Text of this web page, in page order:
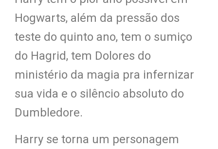
Hogwarts, além da pressão dos
teste do quinto ano, tem o sumiço
do Hagrid, tem Dolores do
ministério da magia pra infernizar
sua vida e o silêncio absoluto do
Dumbledore.
Harry se torna um personagem